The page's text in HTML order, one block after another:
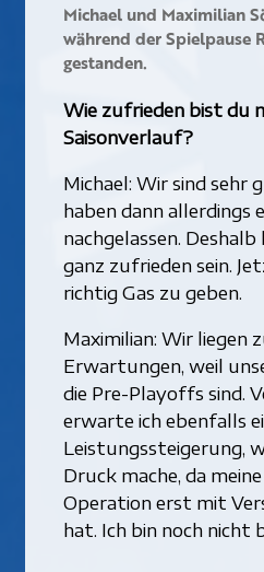
Michael und Maximilian
während der Spielpause
gestanden.
Wie zufrieden bist du
Saisonverlauf?
Michael: Wir sind
haben dann allerdings
nachgelassen.
ganz zufrieden sein.
richtig Gas zu geben.
Maximilian: Wir liegen
Erwartungen, weil
die Pre-Playoffs sind.
erwarte ich ebenfalls
Leistungssteigerung,
Druck mache, da
Operation erst mit
hat. Ich bin noch nicht